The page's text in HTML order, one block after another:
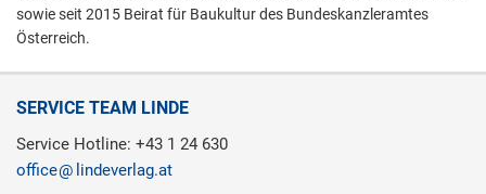
sowie seit 2015 Beirat für Baukultur des Bundeskanzleramtes
Österreich.
SERVICE TEAM LINDE
Service Hotline: +43 1 24 630
office
lindeverlag.at